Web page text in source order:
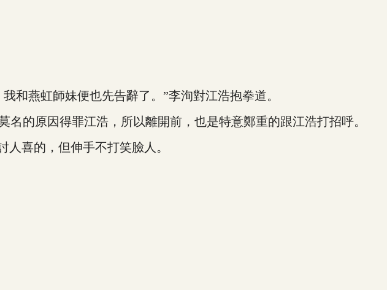
燕虹師妹便也先告辭了。”李洵對江浩抱拳道。
的原因得罪江浩，所以離開前，也是特意鄭重的跟江浩打招呼。
喜的，但伸手不打笑臉人。